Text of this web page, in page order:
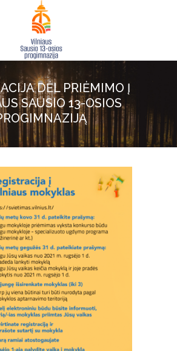
DĖL PRIĖMIMO Į
SAUSIO 13-OSIOS